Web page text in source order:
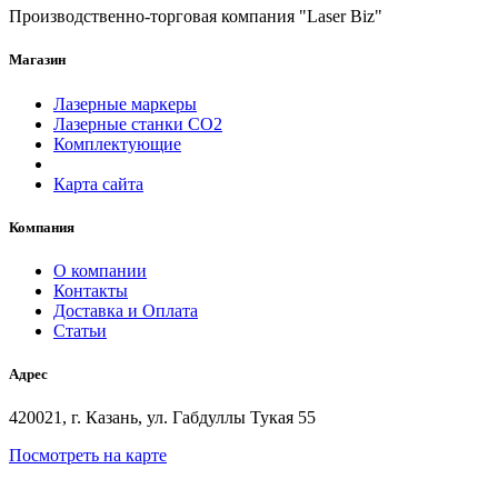
Производственно-торговая компания "Laser Biz"
Магазин
Лазерные маркеры
Лазерные станки СО2
Комплектующие
Карта сайта
Компания
О компании
Контакты
Доставка и Оплата
Статьи
Адрес
420021, г. Казань, ул. Габдуллы Тукая 55
Посмотреть на карте